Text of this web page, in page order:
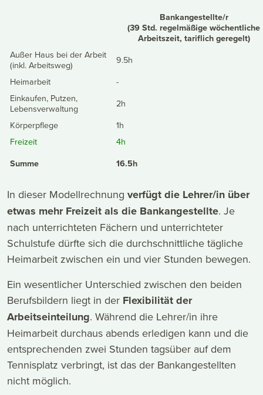
Bankangestellte/r
(39 Std. regelmäßige wöchentliche
Arbeitszeit, tariflich geregelt)
Außer Haus bei der Arbeit
(inkl. Arbeitsweg)
9.5h
Heimarbeit
-
Einkaufen, Putzen,
Lebensverwaltung
2h
Körperpflege
1h
Freizeit
4h
Summe
16.5h
In dieser Modellrechnung verfügt die Lehrer/in über
etwas mehr Freizeit als die Bankangestellte. Je
nach unterrichteten Fächern und unterrichteter
Schulstufe dürfte sich die durchschnittliche tägliche
Heimarbeit zwischen ein und vier Stunden bewegen.
Ein wesentlicher Unterschied zwischen den beiden
Berufsbildern liegt in der Flexibilität der
Arbeitseinteilung. Während die Lehrer/in ihre
Heimarbeit durchaus abends erledigen kann und die
entsprechenden zwei Stunden tagsüber auf dem
Tennisplatz verbringt, ist das der Bankangestellten
nicht möglich.